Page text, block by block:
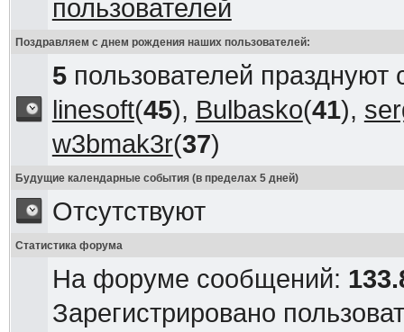
пользователей
Поздравляем с днем рождения наших пользователей:
5пользователей празднуют
linesoft(45), Bulbasko(41),
w3bmak3r(37)
Будущие календарные события (в пределах 5 дней)
Отсутствуют
Статистика форума
На форуме сообщений:
Зарегистрировано